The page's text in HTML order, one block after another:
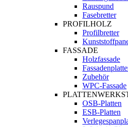
Rauspund
Fasebretter
PROFILHOLZ
Profilbretter
FASSADE
Holzfassade
Zubehör
WPC-Fassade
OSB-Platten
ESB-Platten